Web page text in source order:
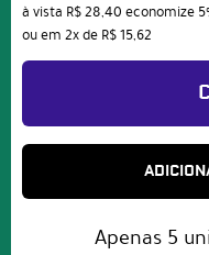
à vista R$ 28,40 economize
ou em 2xde R$ 15,62
Apenas 5